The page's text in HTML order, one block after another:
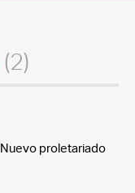
(2)
proletariado